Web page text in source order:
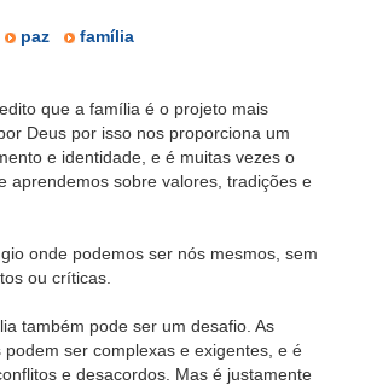
paz família
que a família é o projeto mais
Deus por isso nos proporciona um
e identidade, e é muitas vezes o
aprendemos sobre valores, tradições e
onde podemos ser nós mesmos, sem
ou críticas.
também pode ser um desafio. As
podem ser complexas e exigentes, e é
e desacordos. Mas é justamente